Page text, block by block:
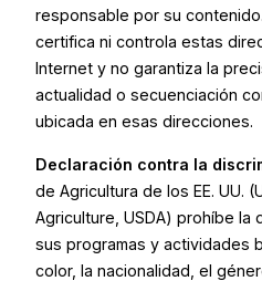
responsable por su
certifica ni controla estas
Internet y no garantiza la
actualidad o secuenciación
ubicada en esas direcciones.
Declaración contra la
de Agricultura de los EE. UU.
Agriculture, USDA) prohíbe la
sus programas y actividades
color, la nacionalidad, el